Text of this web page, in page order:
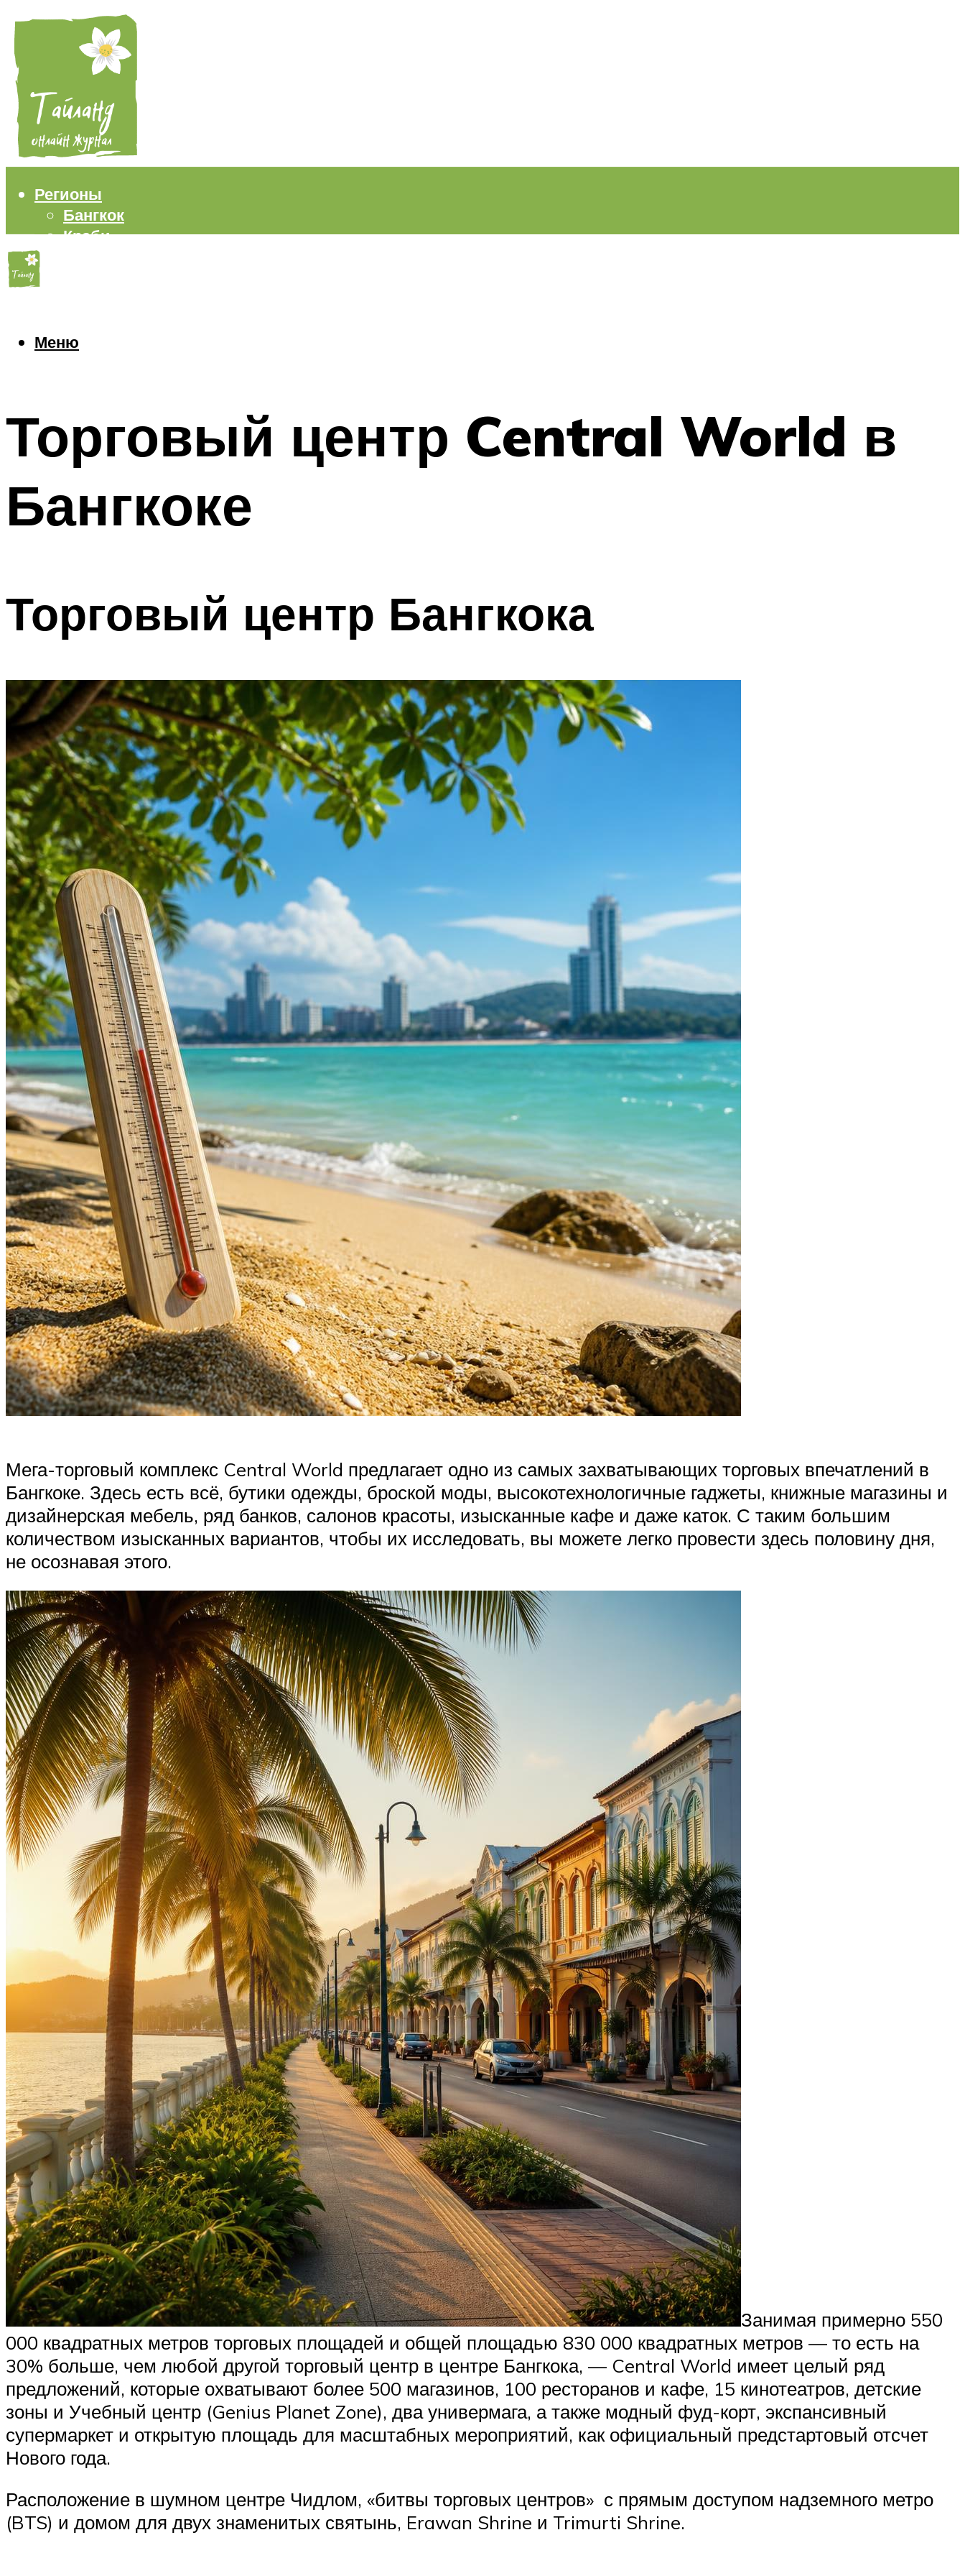
Регионы
Бангкок
Краби
Еда
Меню
Меню
Торговый центр Central World в
Бангкоке
Торговый центр Бангкока
Мега-торговый комплекс Central World предлагает одно из самых захватывающих торговых впечатлений в
Бангкоке. Здесь есть всё, бутики одежды, броской моды, высокотехнологичные гаджеты, книжные магазины и
дизайнерская мебель, ряд банков, салонов красоты, изысканные кафе и даже каток. С таким большим
количеством изысканных вариантов, чтобы их исследовать, вы можете легко провести здесь половину дня,
не осознавая этого.
Занимая примерно 550
000 квадратных метров торговых площадей и общей площадью 830 000 квадратных метров — то есть на
30% больше, чем любой другой торговый центр в центре Бангкока, — Central World имеет целый ряд
предложений, которые охватывают более 500 магазинов, 100 ресторанов и кафе, 15 кинотеатров, детские
зоны и Учебный центр (Genius Planet Zone), два универмага, а также модный фуд-корт, экспансивный
супермаркет и открытую площадь для масштабных мероприятий, как официальный предстартовый отсчет
Нового года.
Расположение в шумном центре Чидлом, «битвы торговых центров» с прямым доступом надземного метро
(BTS) и домом для двух знаменитых святынь, Erawan Shrine и Trimurti Shrine.